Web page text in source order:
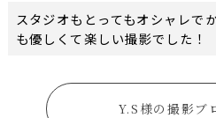
スタジオもとってもオシャレで
も優しくて楽しい撮影でした！
Y.S様の撮影ブ